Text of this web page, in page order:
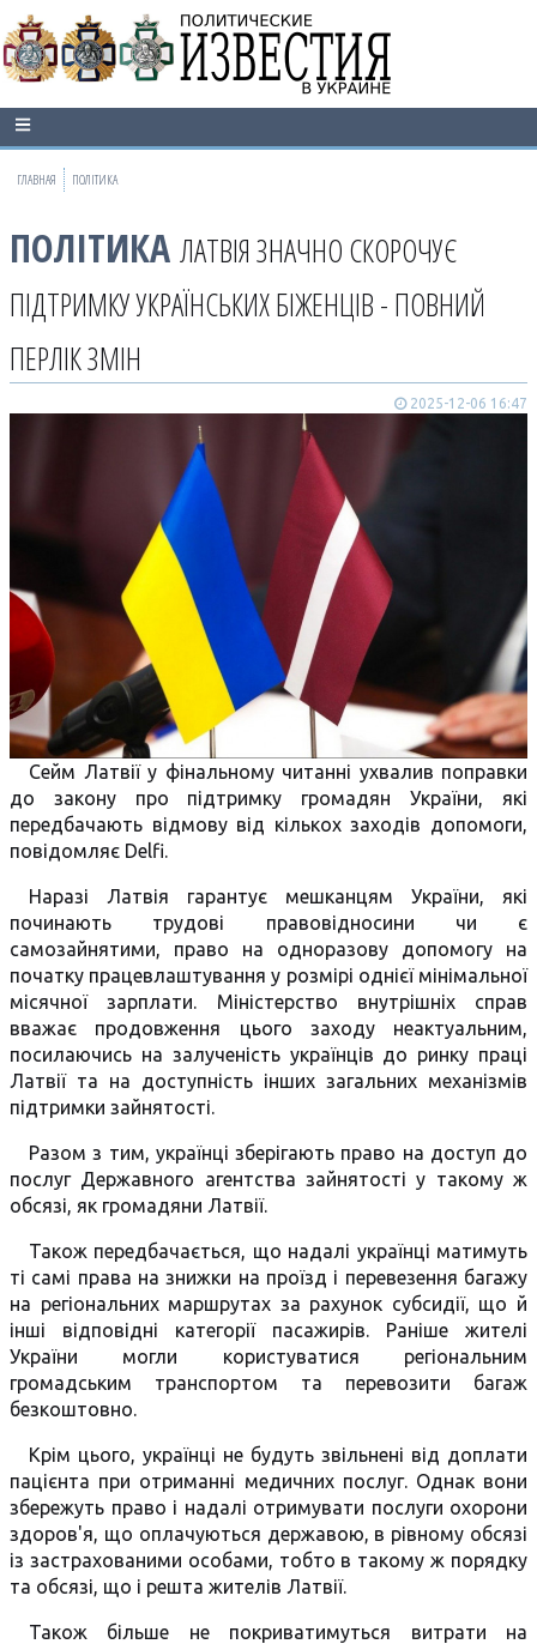
ГЛАВНАЯ ПОЛІТИКА
ПОЛІТИКА ЛАТВІЯ ЗНАЧНО СКОРОЧУЄ
ПІДТРИМКУ УКРАЇНСЬКИХ БІЖЕНЦІВ - ПОВНИЙ
ПЕРЛІК ЗМІН
2025-12-06 16:47
Сейм Латвії у фінальному читанні ухвалив поправки
до закону про підтримку громадян України, які
передбачають відмову від кількох заходів допомоги,
повідомляє Delfi.
Наразі Латвія гарантує мешканцям України, які
починають трудові правовідносини чи є
самозайнятими, право на одноразову допомогу на
початку працевлаштування у розмірі однієї мінімальної
місячної зарплати. Міністерство внутрішніх справ
вважає продовження цього заходу неактуальним,
посилаючись на залученість українців до ринку праці
Латвії та на доступність інших загальних механізмів
підтримки зайнятості.
Разом з тим, українці зберігають право на доступ до
послуг Державного агентства зайнятості у такому ж
обсязі, як громадяни Латвії.
Також передбачається, що надалі українці матимуть
ті самі права на знижки на проїзд і перевезення багажу
на регіональних маршрутах за рахунок субсидії, що й
інші відповідні категорії пасажирів. Раніше жителі
України могли користуватися регіональним
громадським транспортом та перевозити багаж
безкоштовно.
Крім цього, українці не будуть звільнені від доплати
пацієнта при отриманні медичних послуг. Однак вони
збережуть право і надалі отримувати послуги охорони
здоров'я, що оплачуються державою, в рівному обсязі
із застрахованими особами, тобто в такому ж порядку
та обсязі, що і решта жителів Латвії.
Також більше не покриватимуться витрати на